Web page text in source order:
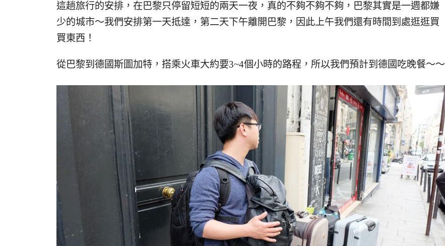
這趟旅行的安排，在巴黎只停留短短的兩天一夜，真的不夠不夠不夠，巴黎其實是一週都嫌
少的城市～我們安排第一天抵達，第二天下午離開巴黎，因此上午我們還有時間到處逛逛買
買東西！
從巴黎到德國斯圖加特，搭乘火車大約要3~4個小時的路程，所以我們預計到德國吃晚餐～～